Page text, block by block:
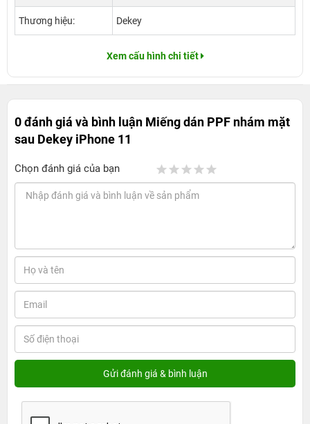
Thương hiệu: Dekey
Xem cấu hình chi tiết
0 đánh giá và bình luận Miếng dán PPF nhám mặt
sau Dekey iPhone 11
Chọn đánh giá của bạn